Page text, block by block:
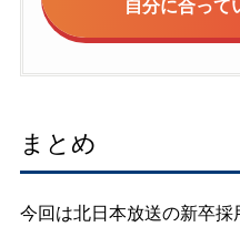
自分に合って
まとめ
今回は北日本放送の新卒採